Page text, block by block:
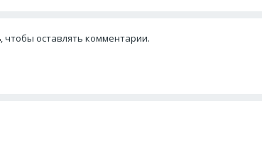
, чтобы оставлять комментарии.